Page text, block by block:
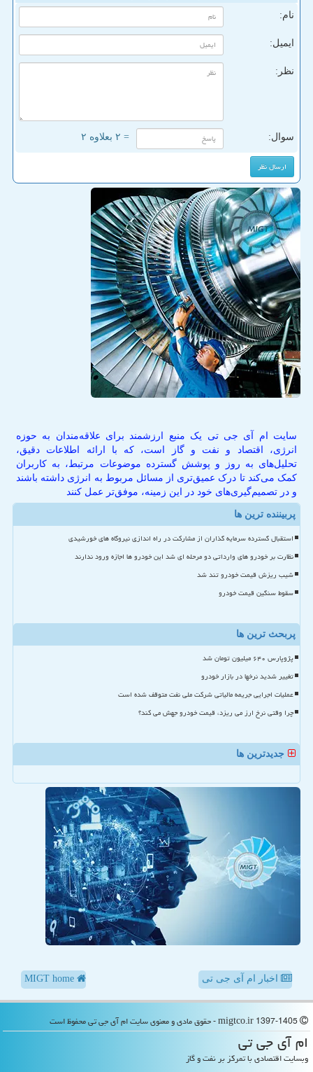
نام:
ایمیل:
نظر:
سوال: = ۲ بعلاوه ۲
سایت ام آی جی تی یک منبع ارزشمند برای علاقه‌مندان به حوزه
انرژی، اقتصاد و نفت و گاز است، که با ارائه اطلاعات دقیق،
تحلیل‌های به روز و پوشش گسترده موضوعات مرتبط، به کاربران
کمک می‌کند تا درک عمیق‌تری از مسائل مربوط به انرژی داشته باشند
و در تصمیم‌گیری‌های خود در این زمینه، موفق‌تر عمل کنند
پربیننده ترین ها
استقبال گسترده سرمایه گذاران از مشارکت در راه اندازی نیروگاه های خورشیدی
نظارت بر خودرو های وارداتی دو مرحله ای شد این خودرو ها اجازه ورود ندارند
شیب ریزش قیمت خودرو تند شد
سقوط سنگین قیمت خودرو
پربحث ترین ها
پژوپارس ۶۴۰ میلیون تومان شد
تغییر شدید نرخها در بازار خودرو
عملیات اجرایی جریمه مالیاتی شرکت ملی نفت متوقف شده است
چرا وقتی نرخ ارز می ریزد، قیمت خودرو جهش می کند؟
جدیدترین ها
اخبار ام آی جی تی
ام آی جی تی
وبسایت اقتصادی با تمرکز بر نفت و گاز